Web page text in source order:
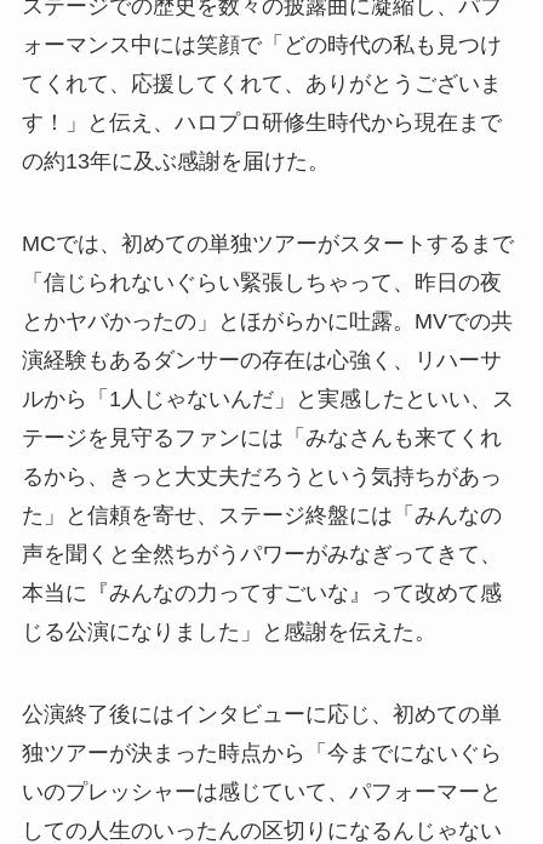
ステージでの歴史を数々の披露曲に凝縮し、パフ
ォーマンス中には笑顔で「どの時代の私も見つけ
てくれて、応援してくれて、ありがとうございま
す！」と伝え、ハロプロ研修生時代から現在まで
の約13年に及ぶ感謝を届けた。
MCでは、初めての単独ツアーがスタートするまで
「信じられないぐらい緊張しちゃって、昨日の夜
とかヤバかったの」とほがらかに吐露。MVでの共
演経験もあるダンサーの存在は心強く、リハーサ
ルから「1人じゃないんだ」と実感したといい、ス
テージを見守るファンには「みなさんも来てくれ
るから、きっと大丈夫だろうという気持ちがあっ
た」と信頼を寄せ、ステージ終盤には「みんなの
声を聞くと全然ちがうパワーがみなぎってきて、
本当に『みんなの力ってすごいな』って改めて感
じる公演になりました」と感謝を伝えた。
公演終了後にはインタビューに応じ、初めての単
独ツアーが決まった時点から「今までにないぐら
いのプレッシャーは感じていて、パフォーマーと
しての人生のいったんの区切りになるんじゃない